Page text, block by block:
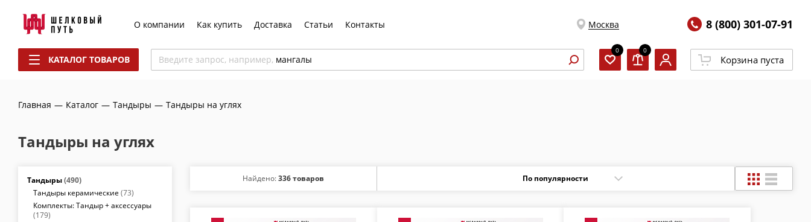
О компании Как купить Доставка Статьи Контакты Москва 8 (800) 301-07-91
КАТАЛОГ ТОВАРОВ Введите запрос, например, мангалы
0 0
Корзина пуста
Главная — Каталог — Тандыры — Тандыры на углях
Тандыры на углях
Тандыры(490)
Тандыры керамические (73)
Комплекты: Тандыр + аксессуары
(179)
Найдено:336 товаров